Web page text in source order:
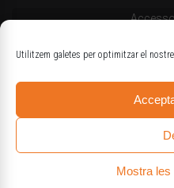
Utilitzem galetes per optimitzar el
Mostra les
Codi